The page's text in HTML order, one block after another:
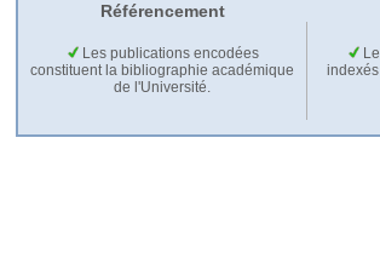
Référencement
Les publications encodées
constituent la bibliographie académique
de l'Université.